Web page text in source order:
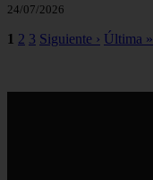
24/07/2026
1 2 3 Siguiente › Última »